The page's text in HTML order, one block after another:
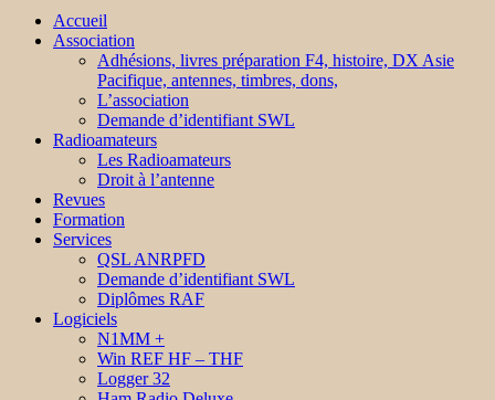
Accueil
Association
Adhésions, livres préparation F4, histoire, DX Asie
Pacifique, antennes, timbres, dons,
L’association
Demande d’identifiant SWL
Radioamateurs
Les Radioamateurs
Droit à l’antenne
Revues
Formation
Services
QSL ANRPFD
Demande d’identifiant SWL
Diplômes RAF
Logiciels
N1MM +
Win REF HF – THF
Logger 32